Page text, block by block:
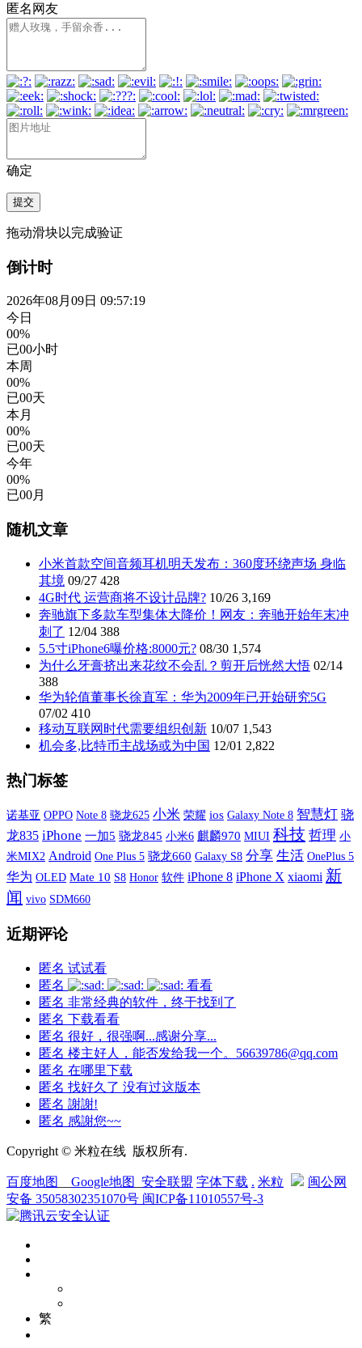
匿名网友
确定
提交
拖动滑块以完成验证
倒计时
2026年08月09日 09:57:20
今日
00%
已00小时
本周
00%
已00天
本月
00%
已00天
今年
00%
已00月
随机文章
小米首款空间音频耳机明天发布：360度环绕声场 身临
其境 09/27 428
4G时代 运营商将不设计品牌? 10/26 3,169
奔驰旗下多款车型集体大降价！网友：奔驰开始年末冲
刺了 12/04 388
5.5寸iPhone6曝价格:8000元? 08/30 1,574
为什么牙膏挤出来花纹不会乱？剪开后恍然大悟 02/14
388
华为轮值董事长徐直军：华为2009年已开始研究5G
07/02 410
移动互联网时代需要组织创新 10/07 1,543
机会多,比特币主战场或为中国 12/01 2,822
热门标签
诺基亚 OPPO Note 8 骁龙625 小米 荣耀 ios Galaxy Note 8 智慧灯 骁
龙835 iPhone 一加5 骁龙845 小米6 麒麟970 MIUI 科技 哲理 小
米MIX2 Android One Plus 5 骁龙660 Galaxy S8 分享 生活 OnePlus 5
华为 OLED Mate 10 S8 Honor 软件 iPhone 8 iPhone X xiaomi 新
闻 vivo SDM660
近期评论
匿名 试试看
匿名
看看
匿名 非常经典的软件，终于找到了
匿名 下载看看
匿名 很好，很强啊...感谢分享...
匿名 楼主好人，能否发给我一个。56639786@qq.com
匿名 在哪里下载
匿名 找好久了 没有过这版本
匿名 謝謝!
匿名 感謝您~~
Copyright © 米粒在线 版权所有.
百度地图 Google地图 安全联盟 字体下载 . 米粒
闽公网
安备 35058302351070号 闽ICP备11010557号-3
繁